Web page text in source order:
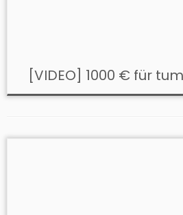
[VIDEO] 1000 € für